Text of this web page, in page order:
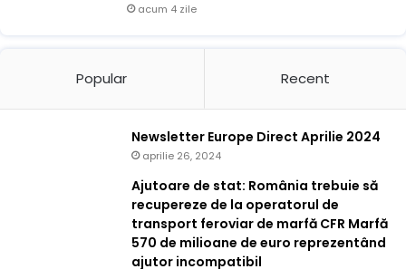
acum 4 zile
Popular Recent
Newsletter Europe Direct Aprilie 2024
aprilie 26, 2024
Ajutoare de stat: România trebuie să
recupereze de la operatorul de
transport feroviar de marfă CFR Marfă
570 de milioane de euro reprezentând
ajutor incompatibil